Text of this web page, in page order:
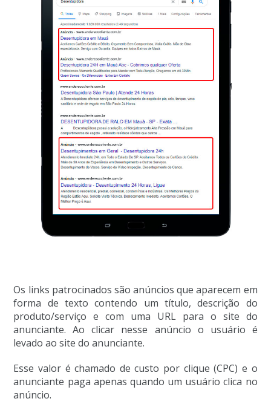
Os links patrocinados são anúncios que aparecem em
forma de texto contendo um título, descrição do
produto/serviço e com uma URL para o site do
anunciante. Ao clicar nesse anúncio o usuário é
levado ao site do anunciante.
Esse valor é chamado de custo por clique (CPC) e o
anunciante paga apenas quando um usuário clica no
anúncio.